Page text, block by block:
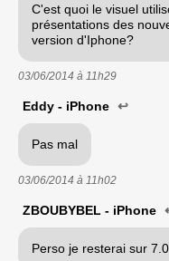
C'est quoi le visuel
présentations des
version d'Iphone?
03/06/2014 à 11h29
Eddy - iPhone ↩
Pas mal
03/06/2014 à 11h02
ZBOUBYBEL - iPhone
Perso je resterai sur